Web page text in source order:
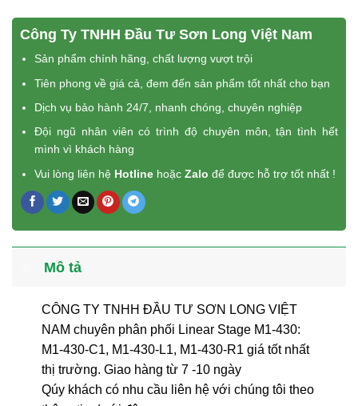
Công Ty TNHH Đầu Tư Sơn Long Việt Nam
Sản phẩm chính hãng, chất lượng vượt trội
Tiên phong về giá cả, đem đến sản phẩm tốt nhất cho bạn
Dịch vụ bảo hành 24/7, nhanh chóng, chuyên nghiệp
Đội ngũ nhân viên có trình độ chuyên môn, tận tình hết
mình vì khách hàng
Vui lòng liên hệ Hotline hoặcZalo để được hỗ trợ tốt nhất !
Mô tả
CÔNG TY TNHH ĐẦU TƯ SƠN LONG VIỆT
NAM chuyên phân phối Linear Stage M1-430:
M1-430-C1, M1-430-L1, M1-430-R1 giá tốt nhất
thị trường. Giao hàng từ 7 -10 ngày
Qúy khách có nhu cầu liên hệ với chúng tôi theo